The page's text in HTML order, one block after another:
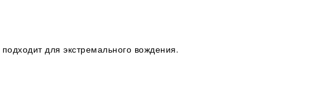
для экстремального вождения.